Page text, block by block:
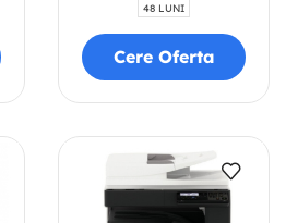
48 LUNI
Cere Oferta